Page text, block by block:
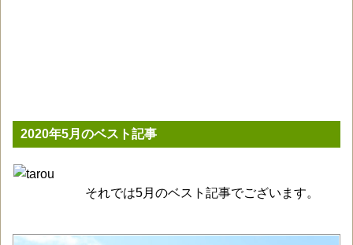
2020年5月のベスト記事
それでは5月のベスト記事でございます。